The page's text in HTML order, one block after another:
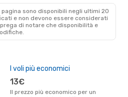
sono disponibili negli ultimi 20
e non devono essere considerati
di notare che disponibilità e
I voli più economici
13€
Il prezzo più economico per un